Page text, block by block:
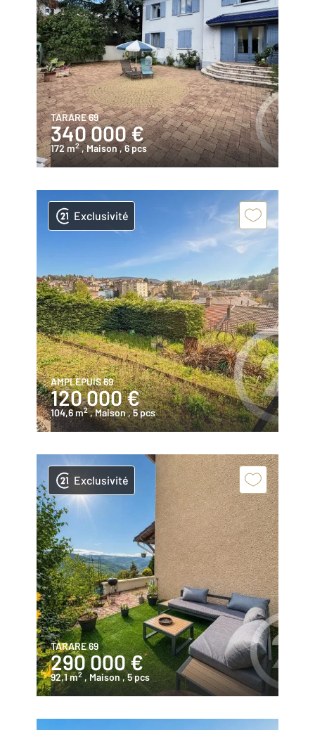
TARARE 69
340 000 €
172 m2 , Maison, 6 pcs
Exclusivité
AMPLEPUIS 69
120 000 €
104,6 m2 , Maison, 5 pcs
Exclusivité
TARARE 69
290 000 €
92,1 m2 , Maison , 5 pcs